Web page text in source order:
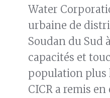
Water
urbaine de
Soudan du Sud
capacités et
population plus
CICR a remis